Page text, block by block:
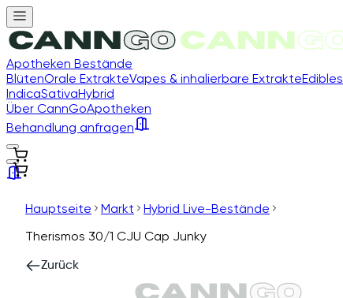
Apotheken Bestände
BlütenOrale ExtrakteVapes & inhalierbare ExtrakteEdibles
IndicaSativaHybrid
Über CannGoApotheken
Behandlung anfragen
Hauptseite Markt
Hybrid Live-Bestände
Therismos 30/1 CJU Cap Junky
Zurück